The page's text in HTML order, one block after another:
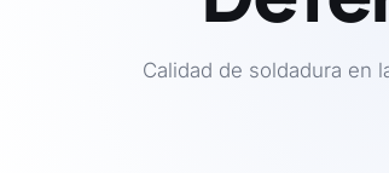
Calidad de soldadura en